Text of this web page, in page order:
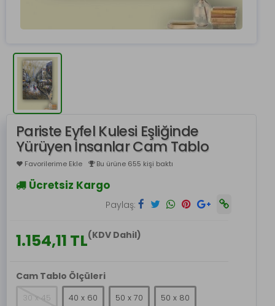
Pariste Eyfel Kulesi Eşliğinde
Yürüyen İnsanlar Cam Tablo
Favorilerime Ekle Bu ürüne 655 kişi baktı
Ücretsiz Kargo
Paylaş:
1.154,11 TL(KDV Dahil)
Cam Tablo Ölçüleri
30 x 45 40 x 60 50 x 70 50 x 80